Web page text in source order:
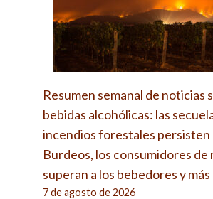
Resumen semanal de noticias
bebidas alcohólicas: las
incendios forestales persisten
Burdeos, los consumidores de
superan a los bebedores y más
7 de agosto de 2026